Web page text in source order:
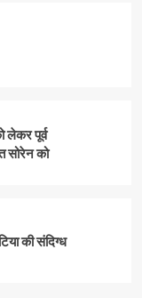
लेकर पूर्व
सोरेन को
की संदिग्ध